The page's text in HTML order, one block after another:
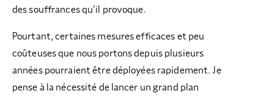
des souffrances qu’il provoque.
Pourtant, certaines mesures efficaces et peu
coûteuses que nous portons depuis plusieurs
années pourraient être déployées rapidement. Je
pense à la nécessité de lancer un grand plan